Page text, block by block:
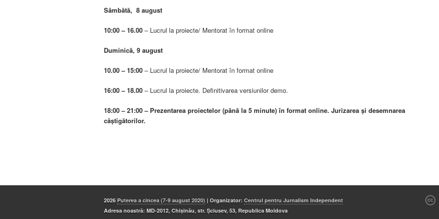
Sâmbătă, 8 august
10:00 – 16.00 – Lucrul la proiecte/ Mentorat în format online
Duminică, 9 august
10.00 – 15:00 – Lucrul la proiecte/ Mentorat în format online
16:00 – 18.00 – Lucrul la proiecte. Definitivarea versiunilor demo.
18:00 – 21:00 – Prezentarea proiectelor (până la 5 minute) în format online. Jurizarea şi desemnarea
câştigătorilor.
2026 Puterea a cincea (7-9 august 2020) | Organizator: Centrul pentru Jurnalism Independent
Adresa noastră: MD-2012, Chișinău, str. Șciusev, 53, Republica Moldova
c